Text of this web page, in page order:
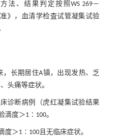
法、结果判定按照WS 269－
》，血清学检査试管凝集试验
，长期居住A镇，出现发热、乏
头痛等症状。
诊断病例（虎红凝集试验结果
滴度＞1∶100。
度＞1∶100且无临床症状。